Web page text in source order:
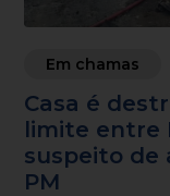
Em chamas
Casa é
limite entre
suspeito de
PM